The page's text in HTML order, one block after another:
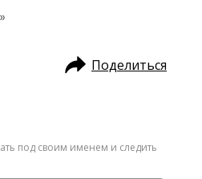
Поделиться
под своим именем и следить